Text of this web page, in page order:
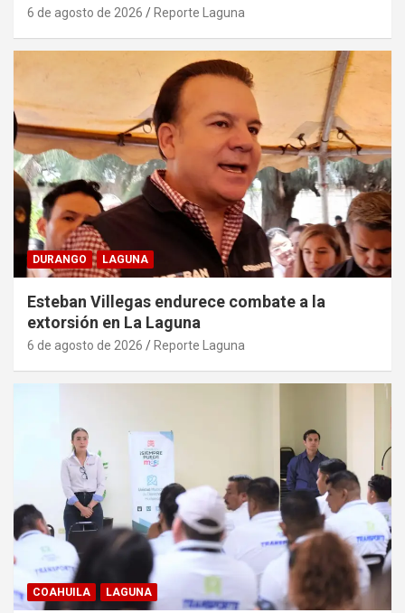
6 de agosto de 2026 Reporte Laguna
DURANGO LAGUNA
Esteban Villegas endurece combate a la
extorsión en La Laguna
6 de agosto de 2026 Reporte Laguna
COAHUILA LAGUNA